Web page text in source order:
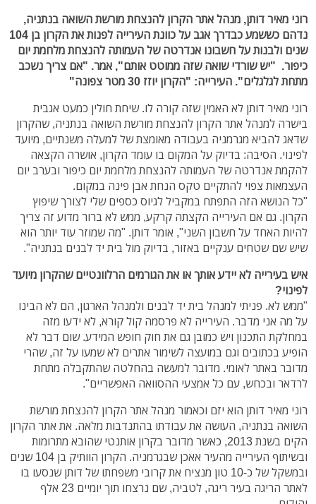
רוני מאיר דותן, מנהל אתר הקרון להנצחת מורשת השואה בנתניה,
נדהם כששמע כבדרך אגב על כוונת העירייה לפנות את הקרון בן 104
שנים ולבנות על חשבונו אנדרטה של העמותה להנצחת מלחמת יום
כיפור. "יש שורדי שואה שזה ממוטט אותם", אמר. "אם צריך נשכב
מתחת לגלגלים". העירייה: "הקרון יוזז 30 מטר צפונה"
רוני מאיר דותן לא האמין שזה קורה לו. שיחת חולין כמעט אגבית
בישרה למנהל אתר הקרון להנצחת מורשת השואה בנתניה, שהקרון
שדאג להביא מגרמניה בעבודה מאומצת של למעלה משנתיים, מיועד
לפינוי. הסיבה: בדיוק על המקום בו עומד הקרון, אושרה הקצאה
להקמת אנדרטה של העמותה להנצחת מלחמת יום כיפור ובערב יום
העצמאות צפוי להתקיים טקס הנחת אבן פינה במקום.
"כל הנושא הזה התפתח במקביל לגיוס כספים שלי לצורך שיפוץ
הקרון. גם אם העירייה הקצתה קרקע, ממש לא ברור מדוע זה צריך
להיות האחד על חשבון השני", אומר דותן. "מה שמוזר עוד יותר הוא
שיש שם שטחים ענקיים באזור, בדיוק מול בית יד לבנים בנתניה".
איש בעירייה לא יידע אותך או את הגורמים הרלוונטיים שהקרון מיועד
לפינוי?
"ממש לא. פניתי למנהל בית יד לבנים ולמנהל הארגון, הם לא הבינו
על מה אני מדבר. העירייה לא פרסמה קול קורא, לא ידעו מזה
במחלקת התכנון ויש כמובן גם את חוק חופש המידע. שום דבר לא
הופיע בכתובים וגם במועצה לשימור אתרים לא שמעו על זה, שהרי
מדובר באתר לאומי. מדובר למעשה בהחלטה שהתקבלה מתחת
לרדאר ובכחש, עם כל אמצעי ההסוואה האפשריים".
רוני מאיר דותן הוא יזם וכאמור מנהל אתר הקרון להנצחת מורשת
השואה בנתניה, העושה את עבודתו בהתנדבות מלאה. את אתר הקרון
הקים בשנת 2013, כאשר מדובר בקרון אותנטי שהובא מתרומות
ובשיתוף העירייה מהעיר אאכן שבגרמניה. הקרון הוותיק בן 104 שנים
ובמשקל של כ-10 טון מנציח את קרובי משפחתו של דותן שנסעו בו
לאתר הריגה בעיר ריגה, לטביה, שם נרצחו תוך יומיים 23 אלף